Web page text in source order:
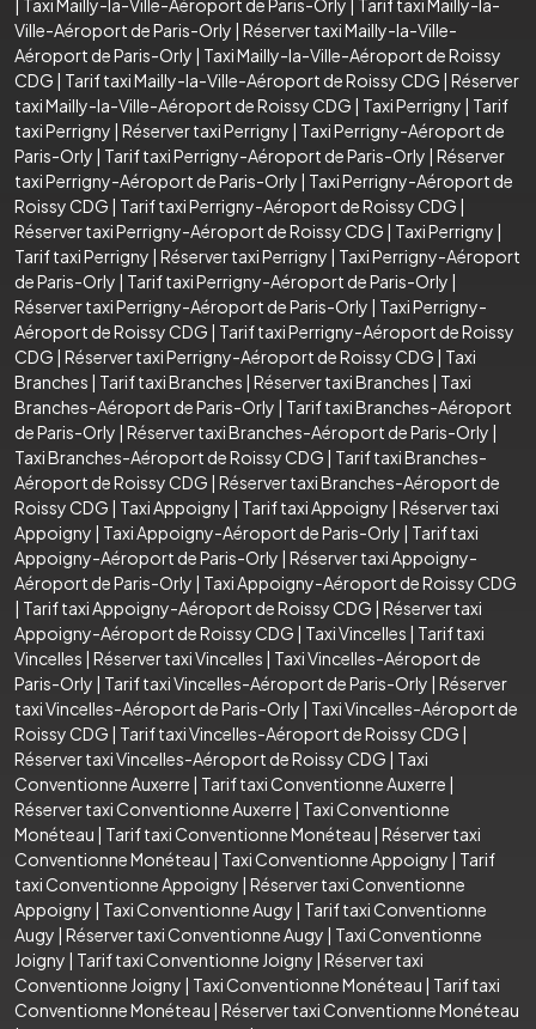
Ville-Aéroport de Paris-Orly | Réserver taxi Mailly-la-Ville-
Aéroport de Paris-Orly | Taxi Mailly-la-Ville-Aéroport de Roissy
CDG | Tarif taxi Mailly-la-Ville-Aéroport de Roissy CDG | Réserver
taxi Mailly-la-Ville-Aéroport de Roissy CDG | Taxi Perrigny | Tarif
taxi Perrigny | Réserver taxi Perrigny | Taxi Perrigny-Aéroport de
Paris-Orly | Tarif taxi Perrigny-Aéroport de Paris-Orly | Réserver
taxi Perrigny-Aéroport de Paris-Orly | Taxi Perrigny-Aéroport de
Roissy CDG | Tarif taxi Perrigny-Aéroport de Roissy CDG |
Réserver taxi Perrigny-Aéroport de Roissy CDG | Taxi Perrigny |
Tarif taxi Perrigny | Réserver taxi Perrigny | Taxi Perrigny-Aéroport
de Paris-Orly | Tarif taxi Perrigny-Aéroport de Paris-Orly |
Réserver taxi Perrigny-Aéroport de Paris-Orly | Taxi Perrigny-
Aéroport de Roissy CDG | Tarif taxi Perrigny-Aéroport de Roissy
CDG | Réserver taxi Perrigny-Aéroport de Roissy CDG | Taxi
Branches | Tarif taxi Branches | Réserver taxi Branches | Taxi
Branches-Aéroport de Paris-Orly | Tarif taxi Branches-Aéroport
de Paris-Orly | Réserver taxi Branches-Aéroport de Paris-Orly |
Taxi Branches-Aéroport de Roissy CDG | Tarif taxi Branches-
Aéroport de Roissy CDG | Réserver taxi Branches-Aéroport de
Roissy CDG | Taxi Appoigny | Tarif taxi Appoigny | Réserver taxi
Appoigny | Taxi Appoigny-Aéroport de Paris-Orly | Tarif taxi
Appoigny-Aéroport de Paris-Orly | Réserver taxi Appoigny-
Aéroport de Paris-Orly | Taxi Appoigny-Aéroport de Roissy CDG
| Tarif taxi Appoigny-Aéroport de Roissy CDG | Réserver taxi
Appoigny-Aéroport de Roissy CDG | Taxi Vincelles | Tarif taxi
Vincelles | Réserver taxi Vincelles | Taxi Vincelles-Aéroport de
Paris-Orly | Tarif taxi Vincelles-Aéroport de Paris-Orly | Réserver
taxi Vincelles-Aéroport de Paris-Orly | Taxi Vincelles-Aéroport de
Roissy CDG | Tarif taxi Vincelles-Aéroport de Roissy CDG |
Réserver taxi Vincelles-Aéroport de Roissy CDG | Taxi
Conventionne Auxerre | Tarif taxi Conventionne Auxerre |
Réserver taxi Conventionne Auxerre | Taxi Conventionne
Monéteau | Tarif taxi Conventionne Monéteau | Réserver taxi
Conventionne Monéteau | Taxi Conventionne Appoigny | Tarif
taxi Conventionne Appoigny | Réserver taxi Conventionne
Appoigny | Taxi Conventionne Augy | Tarif taxi Conventionne
Augy | Réserver taxi Conventionne Augy | Taxi Conventionne
Joigny | Tarif taxi Conventionne Joigny | Réserver taxi
Conventionne Joigny | Taxi Conventionne Monéteau | Tarif taxi
Conventionne Monéteau | Réserver taxi Conventionne Monéteau